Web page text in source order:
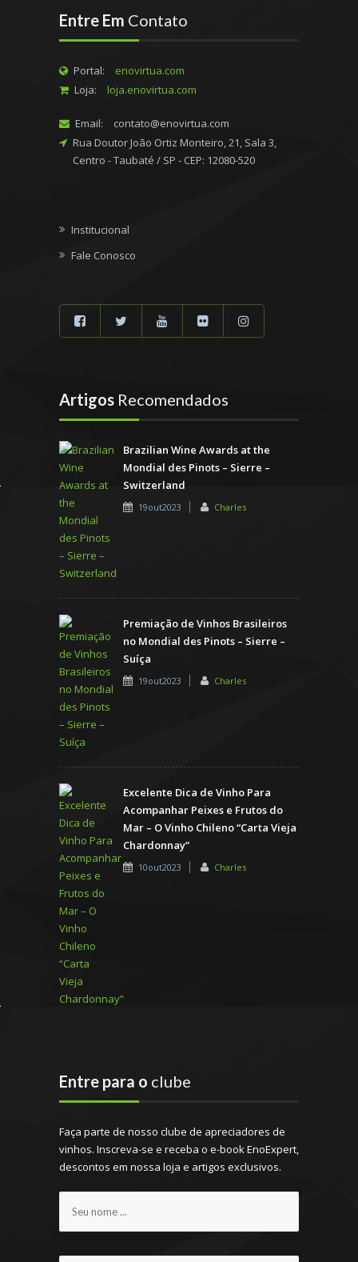
Entre Em Contato
Portal:
enovirtua.com
Loja:
loja.enovirtua.com
Email:
contato@enovirtua.com
Rua Doutor João Ortiz Monteiro, 21, Sala 3,
Centro - Taubaté / SP - CEP: 12080-520
Institucional
Fale Conosco
Artigos Recomendados
Brazilian Wine Awards at the
Mondial des Pinots – Sierre –
Switzerland
19out2023 Charles
Premiação de Vinhos Brasileiros
no Mondial des Pinots – Sierre –
Suíça
19out2023 Charles
Excelente Dica de Vinho Para
Acompanhar Peixes e Frutos do
Mar – O Vinho Chileno “Carta Vieja
Chardonnay”
10out2023 Charles
Entre para o clube
Faça parte de nosso clube de apreciadores de
vinhos. Inscreva-se e receba o e-book EnoExpert,
descontos em nossa loja e artigos exclusivos.